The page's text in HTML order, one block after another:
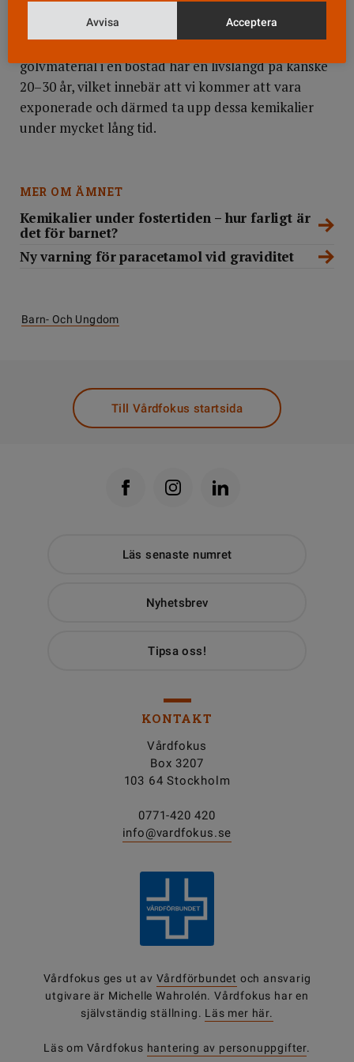
mycket i dag så hittar vi dem i urin från alla gravida
kvinnor i SELMA-studien, vilket visar att de faktiskt
används. Ytterligare en komplicerande faktor är att
golvmaterial i en bostad har en livslängd på kanske
20–30 år, vilket innebär att vi kommer att vara
exponerade och därmed ta upp dessa kemikalier
under mycket lång tid.
MER OM ÄMNET
Kemikalier under fostertiden – hur farligt är
det för barnet?
Ny varning för paracetamol vid graviditet
Barn- Och Ungdom
Till Vårdfokus startsida
Läs senaste numret
Nyhetsbrev
Tipsa oss!
KONTAKT
Vårdfokus
Box 3207
103 64 Stockholm
0771-420 420
info@vardfokus.se
Vårdfokus ges ut av Vårdförbundet och ansvarig
utgivare är Michelle Wahrolén. Vårdfokus har en
självständig ställning. Läs mer här.
Läs om Vårdfokus hantering av personuppgifter.
Avvisa Acceptera